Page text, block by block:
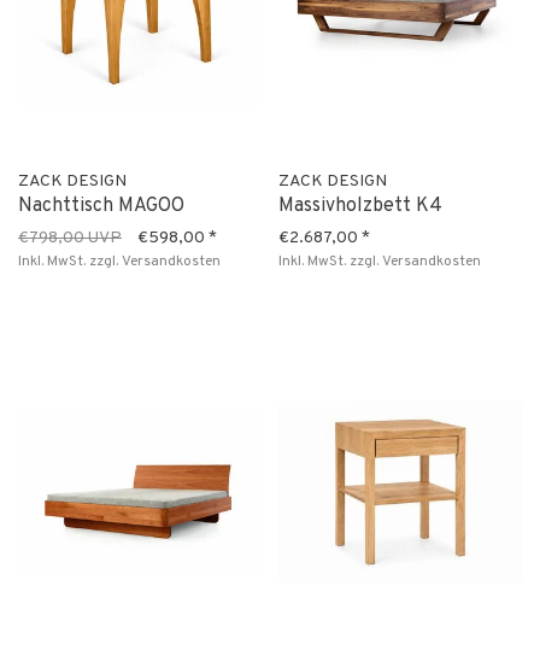
ZACK DESIGN
Nachttisch MAGOO
€798,00 UVP €598,00 *
Inkl. MwSt. zzgl.Versandkosten
ZACK DESIGN
Massivholzbett K4
€2.687,00 *
Inkl. MwSt. zzgl.Versandkosten